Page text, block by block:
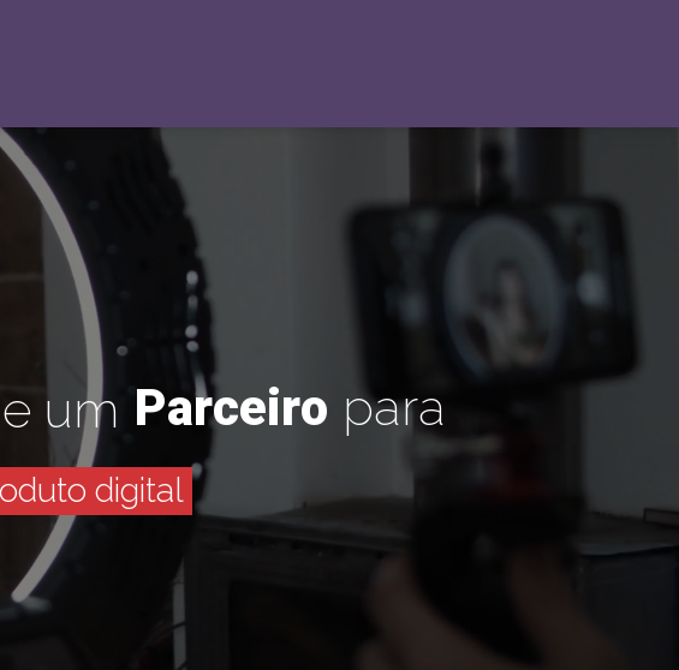
e um Parceiro para
digital
digital